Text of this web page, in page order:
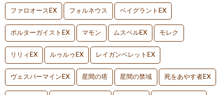
ファロオースEX フォルネウス ベイグラントEX
ポルターガイストEX マモン ムスペルEX モレク
リリィEX ルゥルゥEX レイガンベレットEX
ヴェスパーマインEX 星間の塔 星間の禁域 死をあやす者EX